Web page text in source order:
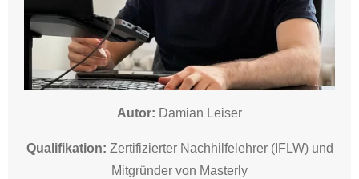
Autor: Damian Leiser
Qualifikation: Zertifizierter Nachhilfelehrer (IFLW) und
Mitgründer von Masterly